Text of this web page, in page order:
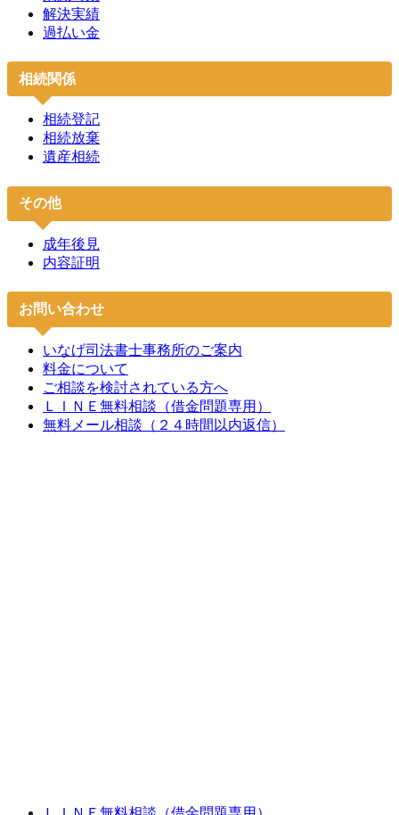
解決実績
過払い金
相続関係
相続登記
相続放棄
遺産相続
その他
成年後見
内容証明
お問い合わせ
いなげ司法書士事務所のご案内
料金について
ご相談を検討されている方へ
ＬＩＮＥ無料相談（借金問題専用）
無料メール相談（２４時間以内返信）